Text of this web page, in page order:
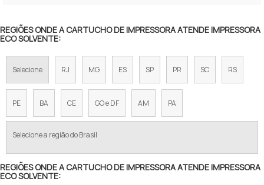
IMPRESSORAS COLORIDAS
PREÇO IMPRESSORA MULTIFUNCIONAL
IMPRESSORA LASER COLORIDA PREÇO
IMPRESSORA COPIADORA PROFISSIONAL
IMPRESSORA PROFISSIONAL MULTIFUNCIONAL
COMPRA DE IMPRESSORA
REGIÕES ONDE A CARTUCHO DE IMPRESSORA ATENDE IMPRESSORA
ECO SOLVENTE:
Selecione RJ MG ES SP PR SC RS
PE BA CE GO e DF AM PA
Selecione a região do Brasil
REGIÕES ONDE A CARTUCHO DE IMPRESSORA ATENDE IMPRESSORA
ECO SOLVENTE: